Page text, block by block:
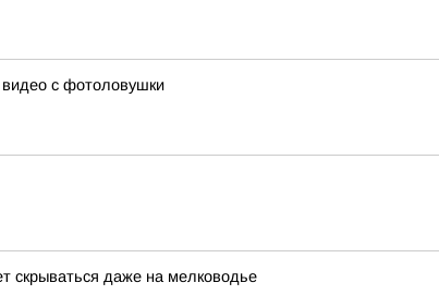
с фотоловушки
скрываться даже на мелководье